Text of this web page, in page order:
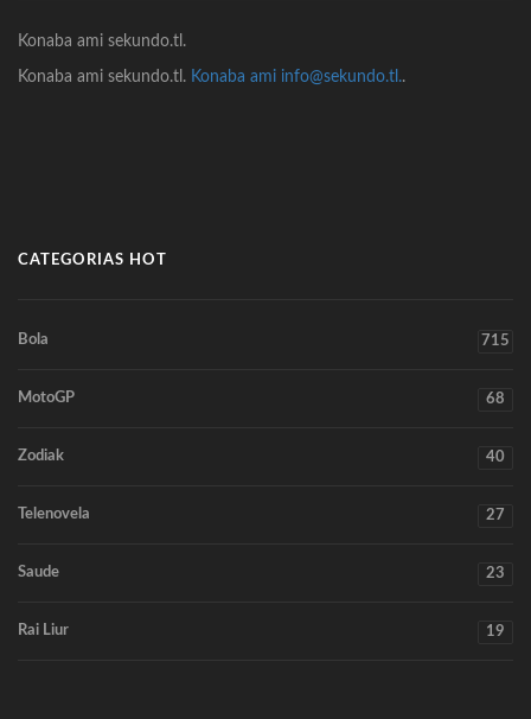
Konaba ami sekundo.tl.
Konaba ami sekundo.tl. Konaba ami info@sekundo.tl..
CATEGORIAS HOT
Bola 715
MotoGP 68
Zodiak 40
Telenovela 27
Saude 23
Rai Liur 19